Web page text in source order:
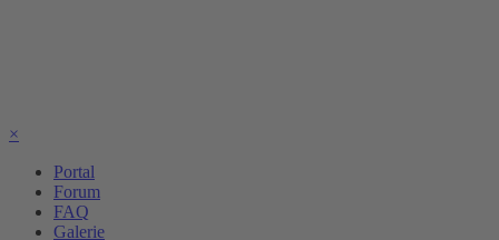
×
Portal
Forum
FAQ
Galerie